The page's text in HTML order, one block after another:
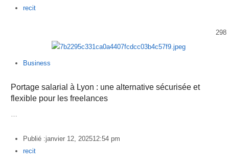
Author
recit
298
Business
Portage salarial à Lyon : une alternative sécurisée et
flexible pour les freelances
…
Publié :janvier 12, 202512:54 pm
Author
recit